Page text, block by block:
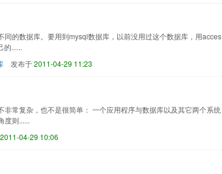
的数据库。要用到mysql数据库，以前没用过这个数据库，用acces
的......
发布于2011-04-29 11:23
常复杂，也不是很简单： 一个应用程序与数据库以及其它两个系统
度则......
2011-04-29 10:06